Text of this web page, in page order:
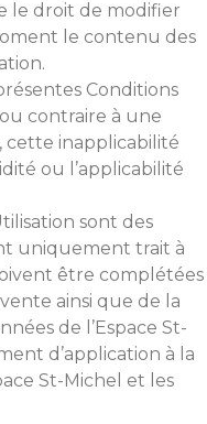
le droit de modifier
le contenu des
Conditions
contraire à une
cette inapplicabilité
ou l’applicabilité
sont des
uniquement trait à
être complétées
ainsi que de la
de l’Espace St-
d’application à la
St-Michel et les